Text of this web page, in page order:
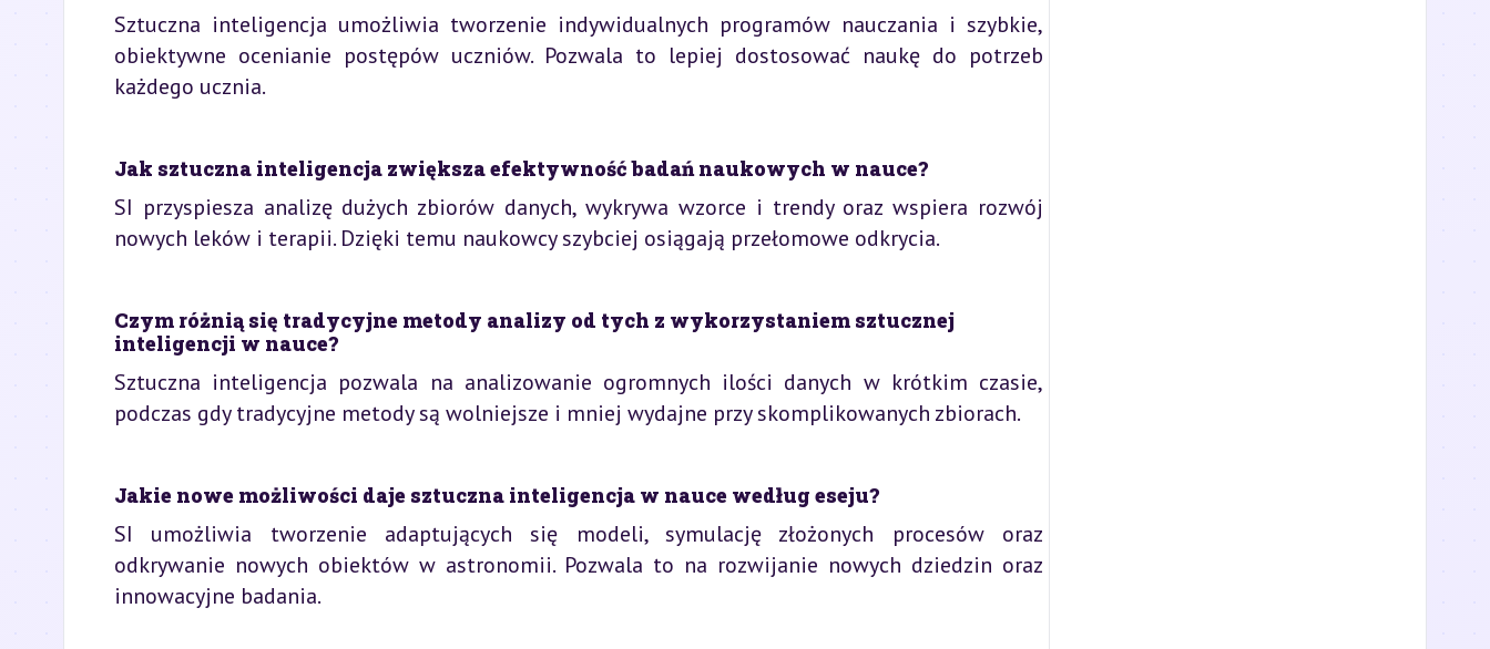
Sztuczna inteligencja umożliwia tworzenie indywidualnych programów nauczania i szybkie,
obiektywne ocenianie postępów uczniów. Pozwala to lepiej dostosować naukę do potrzeb
każdego ucznia.
Jak sztuczna inteligencja zwiększa efektywność badań naukowych w nauce?
SI przyspiesza analizę dużych zbiorów danych, wykrywa wzorce i trendy oraz wspiera rozwój
nowych leków i terapii. Dzięki temu naukowcy szybciej osiągają przełomowe odkrycia.
Czym różnią się tradycyjne metody analizy od tych z wykorzystaniem sztucznej
inteligencji w nauce?
Sztuczna inteligencja pozwala na analizowanie ogromnych ilości danych w krótkim czasie,
podczas gdy tradycyjne metody są wolniejsze i mniej wydajne przy skomplikowanych zbiorach.
Jakie nowe możliwości daje sztuczna inteligencja w nauce według eseju?
SI umożliwia tworzenie adaptujących się modeli, symulację złożonych procesów oraz
odkrywanie nowych obiektów w astronomii. Pozwala to na rozwijanie nowych dziedzin oraz
innowacyjne badania.